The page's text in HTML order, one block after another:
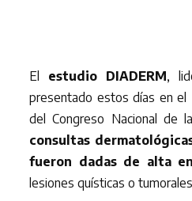
El estudio DIADERM,
presentado estos días en el
del Congreso Nacional de
consultas
fueron dadas de alta
lesiones quísticas o